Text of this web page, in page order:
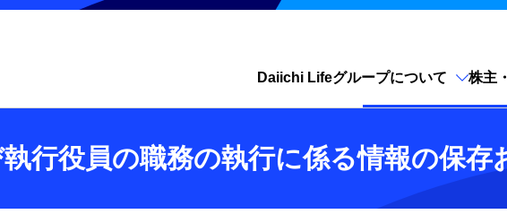
Daiichi Lifeグループについて 株主
サイト内検索を開く
行役員の職務の執行に係る情報の保存